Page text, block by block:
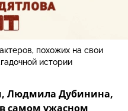
похожих на свои
истории
Людмила Дубинина,
самом ужасном